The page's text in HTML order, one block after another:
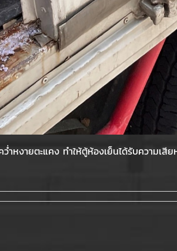
หงายตะแคง ทำให้ตู้ห้องเย็นได้รับความเสี